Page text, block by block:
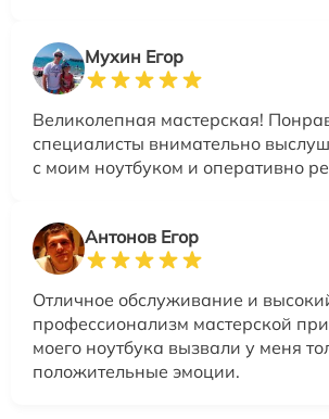
Мухин Егор
Великолепная мастерская!
специалисты внимательно
с моим ноутбуком и оперативно
Антонов Егор
Отличное обслуживание и
профессионализм мастерской
моего ноутбука вызвали у меня
положительные эмоции.